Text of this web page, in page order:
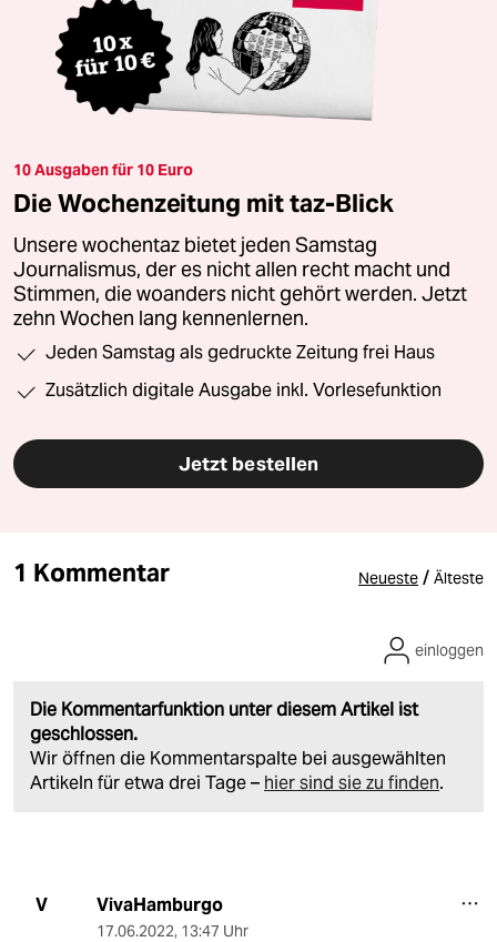
10 Ausgaben für 10 Euro
Die Wochenzeitung mit taz-Blick
Unsere wochentaz bietet jeden Samstag
Journalismus, der es nicht allen recht macht und
Stimmen, die woanders nicht gehört werden. Jetzt
zehn Wochen lang kennenlernen.
Jeden Samstag als gedruckte Zeitung frei Haus
Zusätzlich digitale Ausgabe inkl. Vorlesefunktion
Jetzt bestellen
1 Kommentar Neueste / Älteste
Die Kommentarfunktion unter diesem Artikel ist
geschlossen.
Wir öffnen die Kommentarspalte bei ausgewählten
Artikeln für etwa drei Tage – hier sind sie zu finden.
einloggen
V VivaHamburgo
17.06.2022, 13:47 Uhr